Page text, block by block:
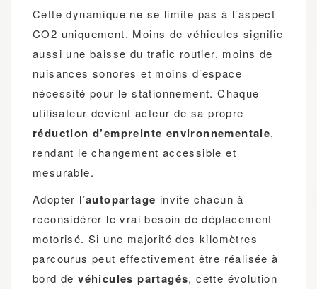
Cette dynamique ne se limite pas à l’aspect
CO2 uniquement. Moins de véhicules signifie
aussi une baisse du trafic routier, moins de
nuisances sonores et moins d’espace
nécessité pour le stationnement. Chaque
utilisateur devient acteur de sa propre
réduction d’empreinte environnementale,
rendant le changement accessible et
mesurable.
Adopter l’autopartage invite chacun à
reconsidérer le vrai besoin de déplacement
motorisé. Si une majorité des kilomètres
parcourus peut effectivement être réalisée à
bord devéhicules partagés, cette évolution